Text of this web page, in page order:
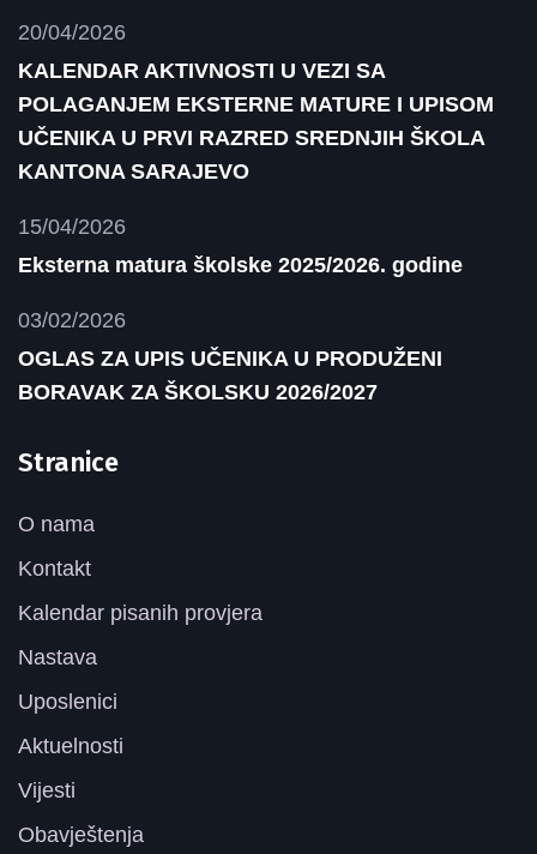
20/04/2026
KALENDAR AKTIVNOSTI U VEZI SA
POLAGANJEM EKSTERNE MATURE I UPISOM
UČENIKA U PRVI RAZRED SREDNJIH ŠKOLA
KANTONA SARAJEVO
15/04/2026
Eksterna matura školske 2025/2026. godine
03/02/2026
OGLAS ZA UPIS UČENIKA U PRODUŽENI
BORAVAK ZA ŠKOLSKU 2026/2027
Stranice
O nama
Kontakt
Kalendar pisanih provjera
Nastava
Uposlenici
Aktuelnosti
Vijesti
Obavještenja